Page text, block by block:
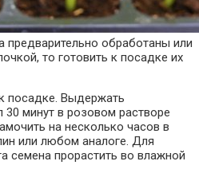
предварительно обработаны или
то готовить к посадке их
посадке. Выдержать
минут в розовом растворе
на несколько часов в
или любом аналоге. Для
семена прорастить во влажной